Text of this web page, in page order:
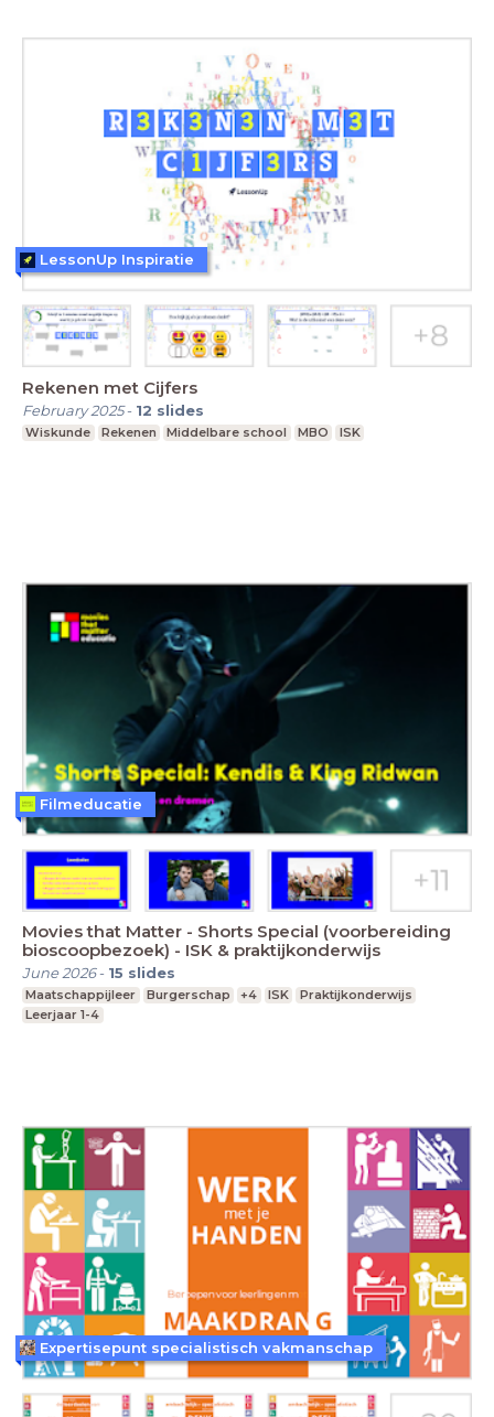
Rekenen met Cijfers
February 2025- 12 slides
Wiskunde Rekenen Middelbare school MBO ISK
LessonUp Inspiratie
Movies that Matter - Shorts Special (voorbereiding
bioscoopbezoek) - ISK & praktijkonderwijs
June 2026- 15 slides
Maatschappijleer Burgerschap +4 ISK
Praktijkonderwijs
Leerjaar 1-4
Filmeducatie
Expertisepunt specialistisch vakmanschap